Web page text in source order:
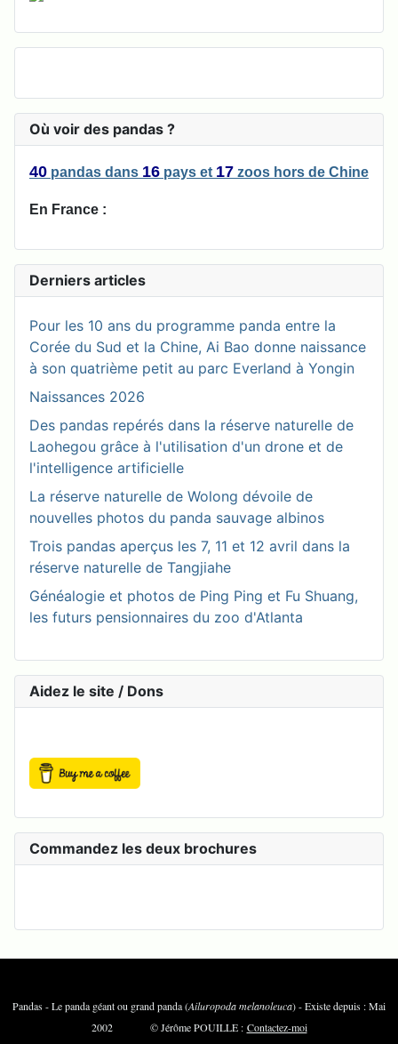
Où voir des pandas ?
40 pandas dans 16 pays et 17 zoos hors de Chine
En France :
Derniers articles
Pour les 10 ans du programme panda entre la
Corée du Sud et la Chine, Ai Bao donne naissance
à son quatrième petit au parc Everland à Yongin
Naissances 2026
Des pandas repérés dans la réserve naturelle de
Laohegou grâce à l'utilisation d'un drone et de
l'intelligence artificielle
La réserve naturelle de Wolong dévoile de
nouvelles photos du panda sauvage albinos
Trois pandas aperçus les 7, 11 et 12 avril dans la
réserve naturelle de Tangjiahe
Généalogie et photos de Ping Ping et Fu Shuang,
les futurs pensionnaires du zoo d'Atlanta
Aidez le site / Dons
Commandez les deux brochures
Pandas - Le panda géant ou grand panda (Ailuropoda melanoleuca) - Existe depuis : Mai
2002 © Jérôme POUILLE : Contactez-moi